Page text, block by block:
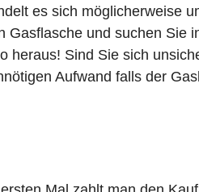
es sich möglicherweise
Gasflasche und suchen Sie
heraus! Sind Sie sich
Aufwand falls der